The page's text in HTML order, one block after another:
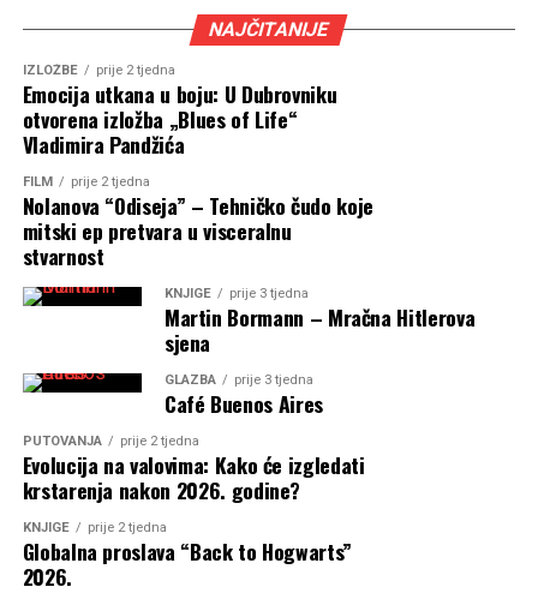
NAJČITANIJE
IZLOŽBE prije 2 tjedna
Emocija utkana u boju: U Dubrovniku
otvorena izložba „Blues of Life“
Vladimira Pandžića
FILM prije 2 tjedna
Nolanova “Odiseja” – Tehničko čudo koje
mitski ep pretvara u visceralnu
stvarnost
KNJIGE prije 3 tjedna
Martin Bormann – Mračna Hitlerova
sjena
GLAZBA prije 3 tjedna
Café Buenos Aires
PUTOVANJA prije 2 tjedna
Evolucija na valovima: Kako će izgledati
krstarenja nakon 2026. godine?
KNJIGE prije 2 tjedna
Globalna proslava “Back to Hogwarts”
2026.